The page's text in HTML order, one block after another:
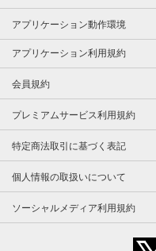
アプリケーション動作環境
アプリケーション利用規約
会員規約
プレミアムサービス利用規約
特定商法取引に基づく表記
個人情報の取扱いについて
ソーシャルメディア利用規約